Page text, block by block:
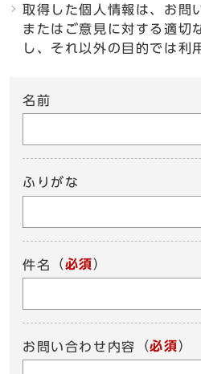
取得した個人情報は、お問
またはご意見に対する適切
し、それ以外の目的では利
名前
ふりがな
件名 （必須）
お問い合わせ内容 （必須）